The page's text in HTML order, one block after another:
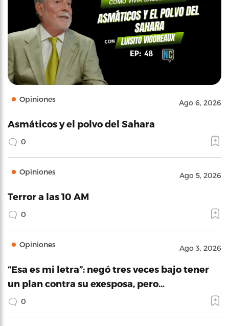
Opiniones Ago 6, 2026
Asmáticos y el polvo del Sahara
0
Opiniones Ago 5, 2026
Terror a las 10 AM
0
Opiniones Ago 3, 2026
“Esa es mi letra”: negó tres veces bajo tener
un plan contra su exesposa, pero…
0